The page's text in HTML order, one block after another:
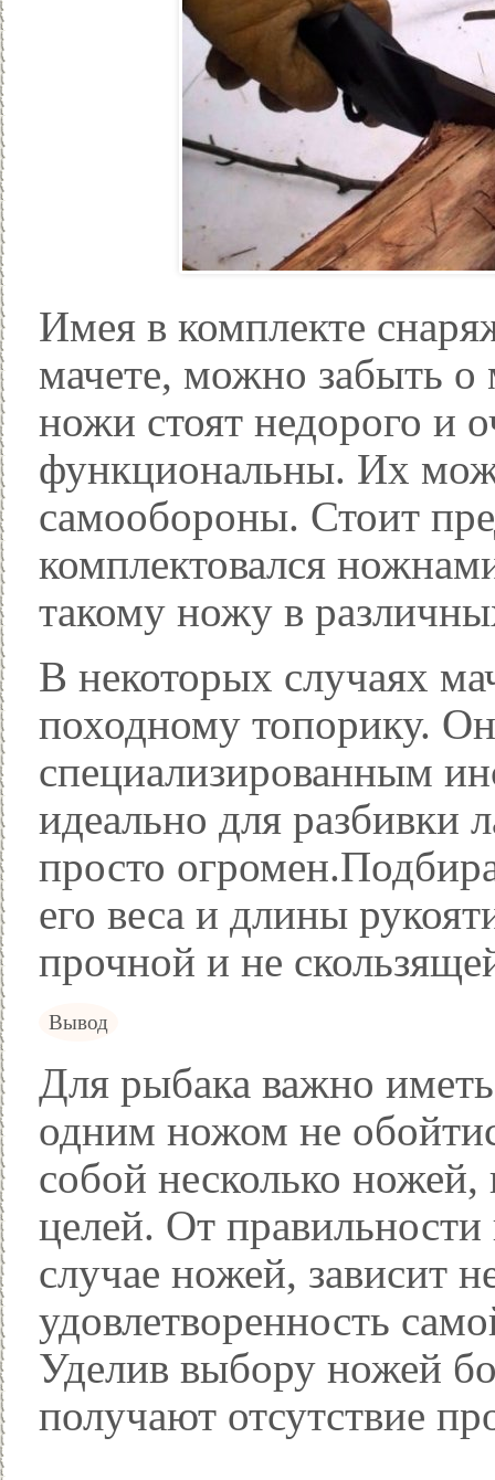
Имея в комплекте
мачете, можно забыть
ножи стоят недорого и
функциональны. Их
самообороны. Стоит
комплектовался
такому ножу в
В некоторых случаях
походному топорику. Он
специализированным
идеально для разбивки
просто
его веса и длины
прочной и не
Вывод
Для рыбака важно
одним ножом не
собой несколько
целей. От
случае ножей, зависит
удовлетворенность
Уделив выбору ножей
получают отсутствие